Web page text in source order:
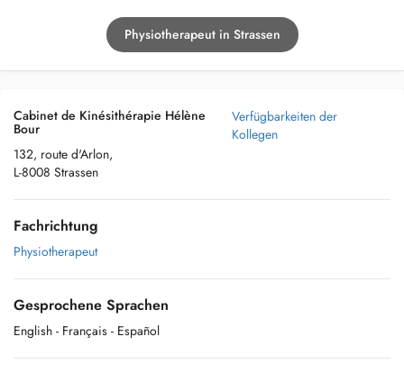
Physiotherapeut in Strassen
Cabinet de Kinésithérapie Hélène
Bour
132, route d'Arlon,
L-8008 Strassen
Verfügbarkeiten der
Kollegen
Fachrichtung
Physiotherapeut
Gesprochene Sprachen
English - Français - Español